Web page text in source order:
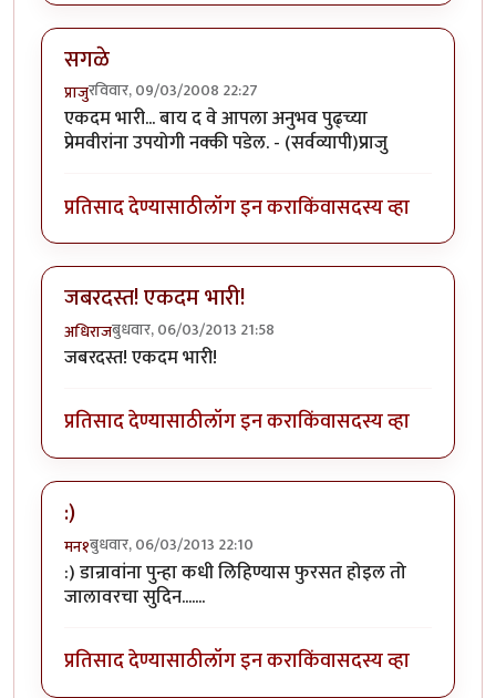
सगळे
प्राजुरविवार, 09/03/2008 22:27
एकदम भारी... बाय द वे आपला अनुभव पुढ्च्या
प्रेमवीरांना उपयोगी नक्की पडेल. - (सर्वव्यापी)प्राजु
प्रतिसाद देण्यासाठीलॉग इन कराकिंवासदस्य व्हा
जबरदस्त! एकदम भारी!
अधिराजबुधवार, 06/03/2013 21:58
जबरदस्त! एकदम भारी!
प्रतिसाद देण्यासाठीलॉग इन कराकिंवासदस्य व्हा
:)
मन१बुधवार, 06/03/2013 22:10
:) डान्रावांना पुन्हा कधी लिहिण्यास फुरसत होइल तो
जालावरचा सुदिन.......
प्रतिसाद देण्यासाठीलॉग इन कराकिंवासदस्य व्हा